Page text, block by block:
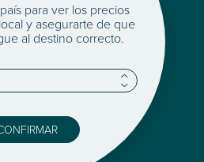
para ver los precios
y asegurarte de que
al destino correcto.